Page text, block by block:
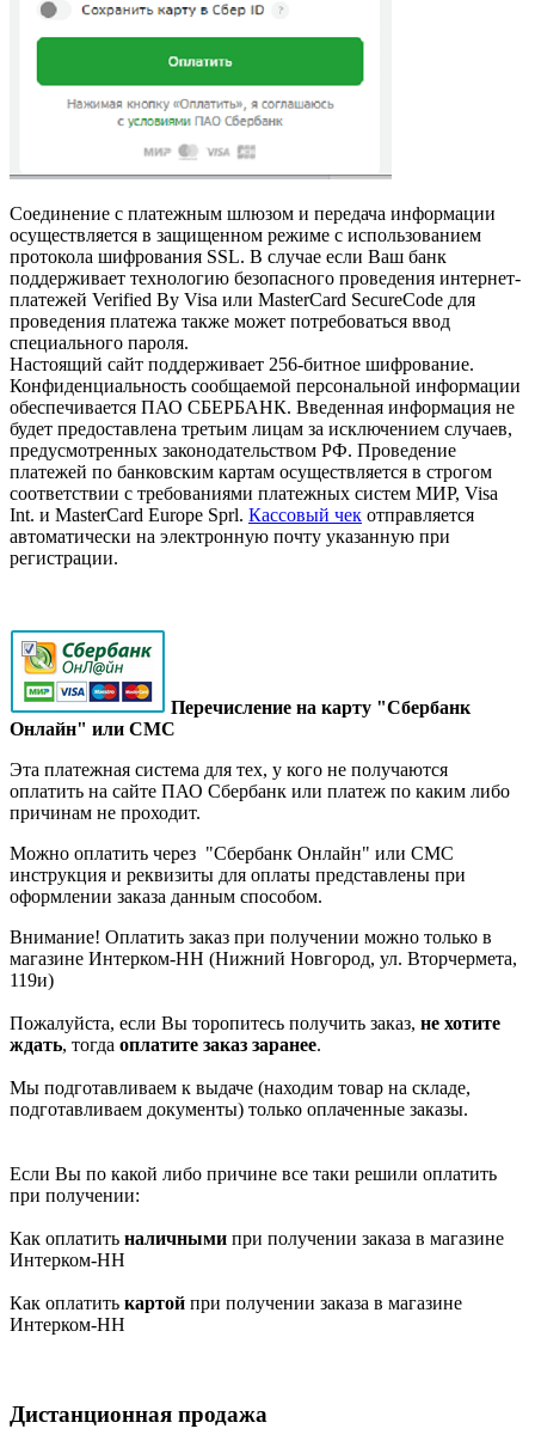
Соединение с платежным шлюзом и передача информации
осуществляется в защищенном режиме с использованием
протокола шифрования SSL. В случае если Ваш банк
поддерживает технологию безопасного проведения интернет-
платежей Verified By Visa или MasterCard SecureCode для
проведения платежа также может потребоваться ввод
специального пароля.
Настоящий сайт поддерживает 256-битное шифрование.
Конфиденциальность сообщаемой персональной информации
обеспечивается ПАО СБЕРБАНК. Введенная информация не
будет предоставлена третьим лицам за исключением случаев,
предусмотренных законодательством РФ. Проведение
платежей по банковским картам осуществляется в строгом
соответствии с требованиями платежных систем МИР, Visa
Int. и MasterCard Europe Sprl. Кассовый чек отправляется
автоматически на электронную почту указанную при
регистрации.
Перечисление на карту "Сбербанк
Онлайн" или СМС
Эта платежная система для тех, у кого не получаются
оплатить на сайте ПАО Сбербанк или платеж по каким либо
причинам не проходит.
Можно оплатить через "Сбербанк Онлайн" или СМС
инструкция и реквизиты для оплаты представлены при
оформлении заказа данным способом.
Внимание! Оплатить заказ при получении можно только в
магазине Интерком-НН (Нижний Новгород, ул. Вторчермета,
119и)
Пожалуйста, если Вы торопитесь получить заказ, не хотите
ждать, тогда оплатите заказ заранее.
Мы подготавливаем к выдаче (находим товар на складе,
подготавливаем документы) только оплаченные заказы.
Если Вы по какой либо причине все таки решили оплатить
при получении:
Как оплатить наличными при получении заказа в магазине
Интерком-НН
Как оплатить картой при получении заказа в магазине
Интерком-НН
Дистанционная продажа